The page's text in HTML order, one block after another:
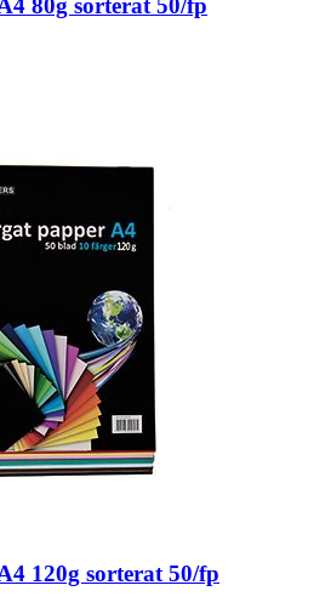
80g sorterat 50/fp
120g sorterat 50/fp